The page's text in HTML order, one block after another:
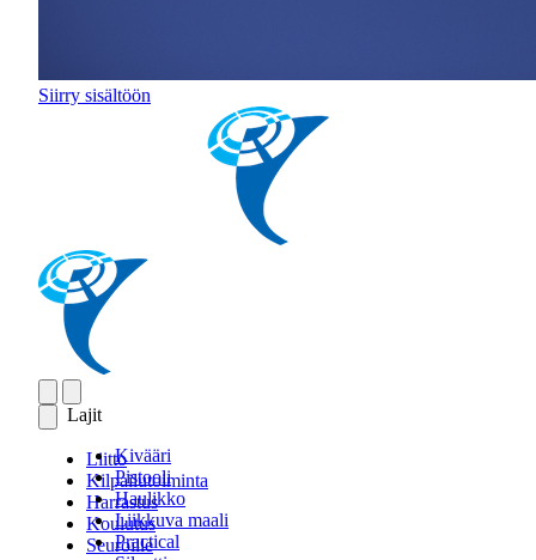
Siirry sisältöön
Lajit
Kivääri
Pistooli
Haulikko
Liikkuva maali
Practical
Liitto
Kilpailutoiminta
Harrastus
Koulutus
Seuroille